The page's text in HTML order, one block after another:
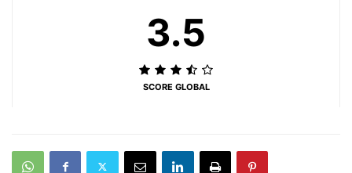
3.5
SCORE GLOBAL